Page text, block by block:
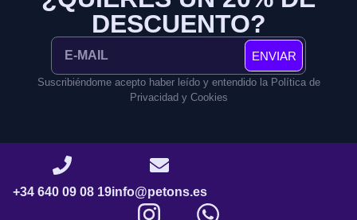
DESCUENTO?
ENVIAR
Suscribiéndome acepto haber leído y entendido la Política de
Privacidad y Cookies
+34 640 09 08 19info@petons.es